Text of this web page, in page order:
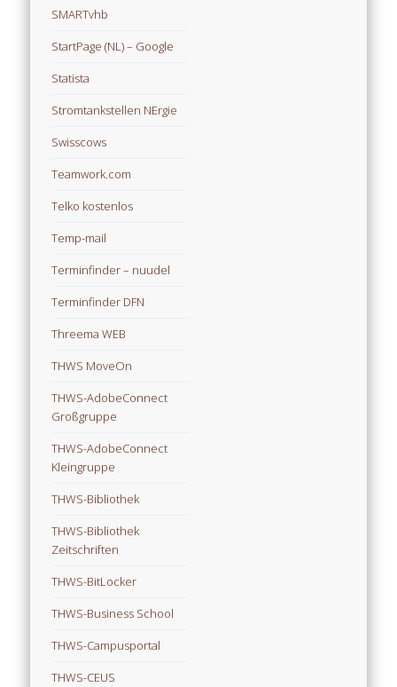
SMARTvhb
StartPage (NL) – Google
Statista
Stromtankstellen NErgie
Swisscows
Teamwork.com
Telko kostenlos
Temp-mail
Terminfinder – nuudel
Terminfinder DFN
Threema WEB
THWS MoveOn
THWS-AdobeConnect
Großgruppe
THWS-AdobeConnect
Kleingruppe
THWS-Bibliothek
THWS-Bibliothek
Zeitschriften
THWS-BitLocker
THWS-Business School
THWS-Campusportal
THWS-CEUS